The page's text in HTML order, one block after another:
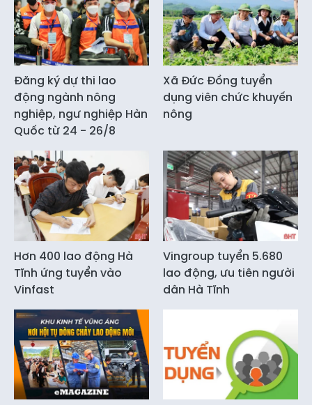
Đăng ký dự thi lao
động ngành nông
nghiệp, ngư nghiệp Hàn
Quốc từ 24 - 26/8
Xã Đức Đồng tuyển
dụng viên chức khuyến
nông
Hơn 400 lao động Hà
Tĩnh ứng tuyển vào
Vinfast
Vingroup tuyển 5.680
lao động, ưu tiên người
dân Hà Tĩnh